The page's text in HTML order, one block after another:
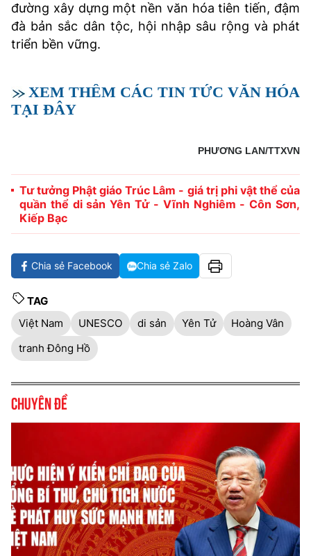
đường xây dựng một nền văn hóa tiên tiến, đậm
đà bản sắc dân tộc, hội nhập sâu rộng và phát
triển bền vững.
XEM THÊM CÁC TIN TỨC VĂN HÓA
TẠI ĐÂY
PHƯƠNG LAN/TTXVN
Tư tưởng Phật giáo Trúc Lâm - giá trị phi vật thể của
quần thể di sản Yên Tử - Vĩnh Nghiêm - Côn Sơn,
Kiếp Bạc
Chia sẻ Facebook Chia sẻ Zalo
TAG
Việt Nam
UNESCO ​di sản Yên Tử
Hoàng Vân
tranh Đông Hồ
Chuyên đề